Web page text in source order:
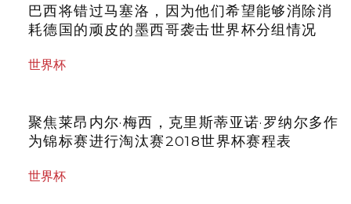
巴西将错过马塞洛，因为他们希望能够消除消
耗德国的顽皮的墨西哥袭击世界杯分组情况
世界杯
聚焦莱昂内尔·梅西，克里斯蒂亚诺·罗纳尔多作
为锦标赛进行淘汰赛2018世界杯赛程表
世界杯